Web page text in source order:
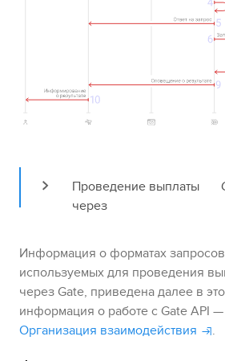
Проведение выплаты
через
Информация о форматах
используемых для проведения
через Gate, приведена далее в
информация о работе с Gate API —
Организация взаимодействия
.